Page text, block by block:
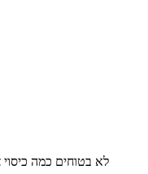
לא בטוחים כמה כיסוי